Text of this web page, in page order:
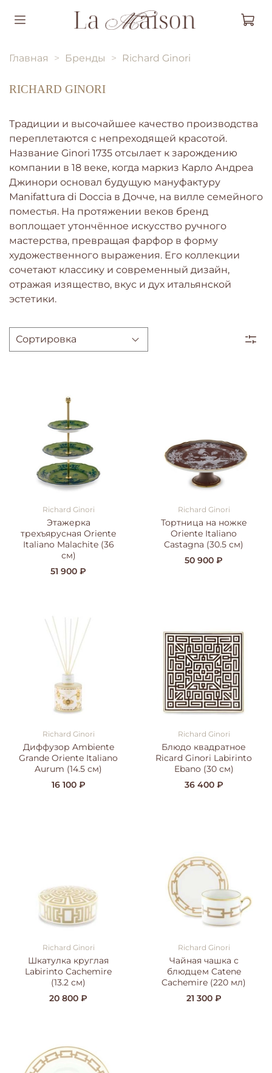
Главная Бренды Richard Ginori
RICHARD GINORI
Традиции и высочайшее качество производства
переплетаются с непреходящей красотой.
Название Ginori 1735 отсылает к зарождению
компании в 18 веке, когда маркиз Карло Андреа
Джинори основал будущую мануфактуру
Manifattura di Doccia в Дочче, на вилле семейного
поместья. На протяжении веков бренд
воплощает утончённое искусство ручного
мастерства, превращая фарфор в форму
художественного выражения. Его коллекции
сочетают классику и современный дизайн,
отражая изящество, вкус и дух итальянской
эстетики.
Richard Ginori
Этажерка
трехъярусная Oriente
Italiano Malachite (36
см)
51 900 ₽
Richard Ginori
Тортница на ножке
Oriente Italiano
Castagna (30.5 см)
50 900 ₽
Richard Ginori
Диффузор Ambiente
Grande Oriente Italiano
Aurum (14.5 см)
16 100 ₽
Richard Ginori
Блюдо квадратное
Ricard Ginori Labirinto
Ebano (30 см)
36 400 ₽
Richard Ginori
Шкатулка круглая
Labirinto Cachemire
(13.2 см)
20 800 ₽
Richard Ginori
Чайная чашка с
блюдцем Catene
Cachemire (220 мл)
21 300 ₽